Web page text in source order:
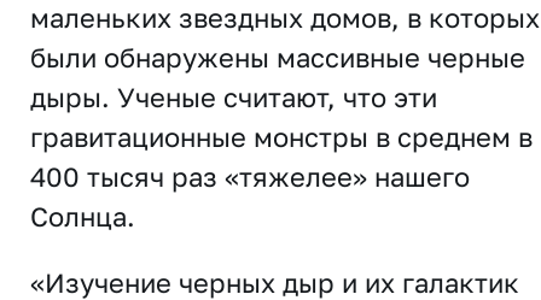
маленьких звездных домов, в которых
были обнаружены массивные черные
дыры. Ученые считают, что эти
гравитационные монстры в среднем в
400 тысяч раз «тяжелее» нашего
Солнца.
«Изучение черных дыр и их галактик